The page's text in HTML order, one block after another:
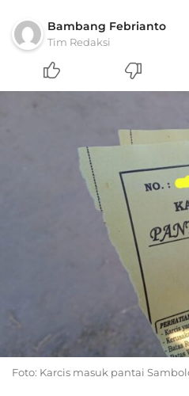
Bambang Febrianto
Tim Redaksi
Foto: Karcis masuk pantai